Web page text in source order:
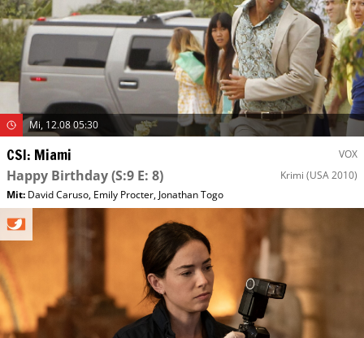
Mi, 12.08 05:30
CSI: Miami VOX
Happy Birthday(S:9 E: 8) Krimi (USA 2010)
Mit: David Caruso, Emily Procter, Jonathan Togo